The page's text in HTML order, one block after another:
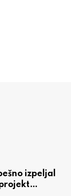
izpeljal